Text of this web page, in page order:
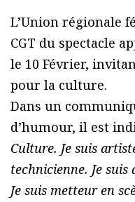
L’Union régionale
CGT du spectacle
le 10 Février,
pour la culture.
Dans un
d’humour, il est
Culture. Je suis
technicienne. Je
Je suis metteur en